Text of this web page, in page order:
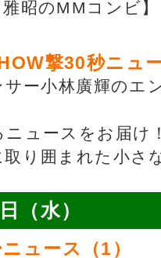
雅昭のMMコンビ
撃30秒ニュ
ー小林廣輝のエ
ュースをお届け
り囲まれた小さ
（水）
ュース（1）